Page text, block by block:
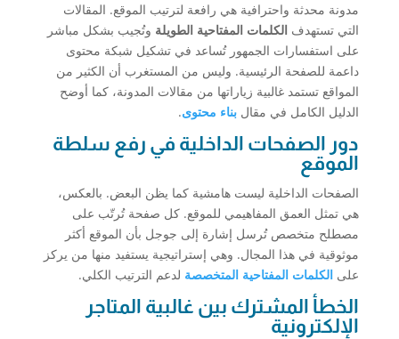
مدونة محدثة واحترافية هي رافعة لترتيب الموقع. المقالات
التي تستهدف الكلمات المفتاحية الطويلة وتُجيب بشكل مباشر
على استفسارات الجمهور تُساعد في تشكيل شبكة محتوى
داعمة للصفحة الرئيسية. وليس من المستغرب أن الكثير من
المواقع تستمد غالبية زياراتها من مقالات المدونة، كما أوضح
الدليل الكامل في مقال بناء محتوى.
دور الصفحات الداخلية في رفع سلطة
الموقع
الصفحات الداخلية ليست هامشية كما يظن البعض. بالعكس،
هي تمثل العمق المفاهيمي للموقع. كل صفحة تُرتّب على
مصطلح متخصص تُرسل إشارة إلى جوجل بأن الموقع أكثر
موثوقية في هذا المجال. وهي إستراتيجية يستفيد منها من يركز
على الكلمات المفتاحية المتخصصة لدعم الترتيب الكلي.
الخطأ المشترك بين غالبية المتاجر
الإلكترونية